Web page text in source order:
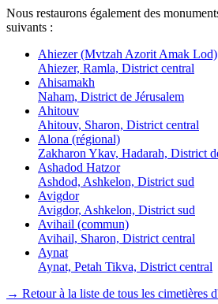
Nous restaurons également des
suivants :
Ahiezer (Mvtzah Azorit Amak Lod)
Ahiezer, Ramla, District central
Ahisamakh
Naham, District de Jérusalem
Ahitouv
Ahitouv, Sharon, District central
Alona (régional)
Zakharon Ykav, Hadarah, District
Ashadod Hatzor
Ashdod, Ashkelon, District sud
Avigdor
Avigdor, Ashkelon, District sud
Avihail (commun)
Avihail, Sharon, District central
Aynat
Aynat, Petah Tikva, District central
→ Retour à la liste de tous les cimetières